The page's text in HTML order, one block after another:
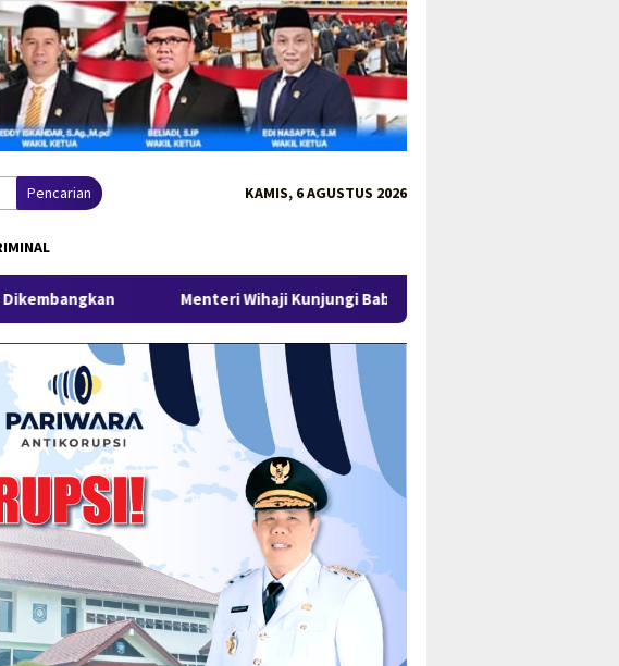
Pencarian KAMIS, 6 AGUSTUS 2026
Menteri Wihaji Kunjungi Babel, Gubernur Hidayat Arsani Perkuat